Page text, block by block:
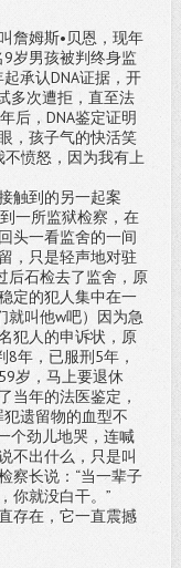
詹姆斯•贝恩，现年
岁男孩被判终身监
承认DNA证据，开
多次遭拒，直至法
后，DNA鉴定证明
，孩子气的快活笑
愤怒，因为我有上
触到的另一起案
一所监狱检察，在
头一看监舍的一间
，只是轻声地对驻
后石检去了监舍，原
定的犯人集中在一
就叫他w吧）因为急
犯人的申诉状，原
年，已服刑5年，
岁，马上要退休
当年的法医鉴定，
遗留物的血型不
个劲儿地哭，连喊
不出什么，只是叫
察长说：“当一辈子
你就没白干。”
在，它一直震撼